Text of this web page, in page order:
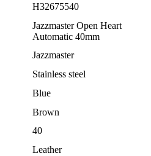
H32675540
Jazzmaster Open Heart
Automatic 40mm
Jazzmaster
Stainless steel
Blue
Brown
40
Leather